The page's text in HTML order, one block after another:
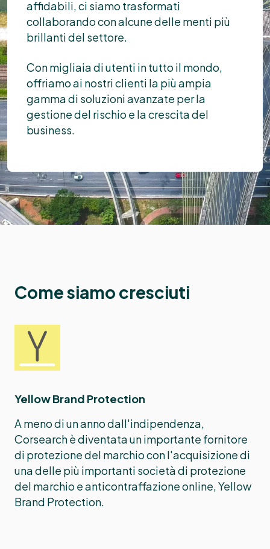
affidabili, ci siamo trasformati
collaborando con alcune delle menti più
brillanti del settore.
Con migliaia di utenti in tutto il mondo,
offriamo ai nostri clienti la più ampia
gamma di soluzioni avanzate per la
gestione del rischio e la crescita del
business.
Come siamo cresciuti
Yellow Brand Protection
A meno di un anno dall'indipendenza,
Corsearch è diventata un importante fornitore
di protezione del marchio con l'acquisizione di
una delle più importanti società di protezione
del marchio e anticontraffazione online, Yellow
Brand Protection.